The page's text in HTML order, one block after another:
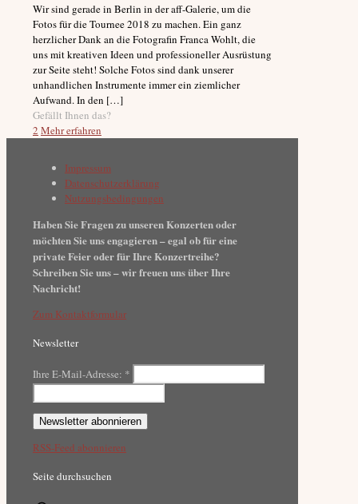
Wir sind gerade in Berlin in der aff-Galerie, um die
Fotos für die Tournee 2018 zu machen. Ein ganz
herzlicher Dank an die Fotografin Franca Wohlt, die
uns mit kreativen Ideen und professioneller Ausrüstung
zur Seite steht! Solche Fotos sind dank unserer
unhandlichen Instrumente immer ein ziemlicher
Aufwand. In den […]
Gefällt Ihnen das?
2 Mehr erfahren
Impressum
Datenschutzerklärung
Nutzungsbedingungen
Haben Sie Fragen zu unseren Konzerten oder
möchten Sie uns engagieren – egal ob für eine
private Feier oder für Ihre Konzertreihe?
Schreiben Sie uns – wir freuen uns über Ihre
Nachricht!
Zum Kontaktformular
Newsletter
Ihre E-Mail-Adresse: *
RSS-Feed abonnieren
Seite durchsuchen